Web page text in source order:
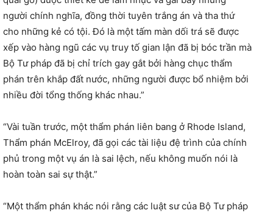
người chính nghĩa, đồng thời tuyên trắng án và tha thứ
cho những kẻ có tội. Đó là một tấm màn dối trá sẽ được
xếp vào hàng ngũ các vụ truy tố gian lận đã bị bóc trần mà
Bộ Tư pháp đã bị chỉ trích gay gắt bởi hàng chục thẩm
phán trên khắp đất nước, những người được bổ nhiệm bởi
nhiều đời tổng thống khác nhau.”
“Vài tuần trước, một thẩm phán liên bang ở Rhode Island,
Thẩm phán McElroy, đã gọi các tài liệu đệ trình của chính
phủ trong một vụ án là sai lệch, nếu không muốn nói là
hoàn toàn sai sự thật.”
“Một thẩm phán khác nói rằng các luật sư của Bộ Tư pháp